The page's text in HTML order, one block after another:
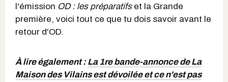
l'émission OD : les préparatifset la Grande
première, voici tout ce que tu dois savoir avant le
retour d'OD.
À lire également :La 1re bande-annonce de La
Maison des Vilains est dévoilée et ce n'est pas